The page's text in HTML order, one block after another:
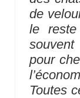
de
le
souvent
pour
Toutes